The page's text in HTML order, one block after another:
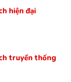
hiện đại
truyền thống